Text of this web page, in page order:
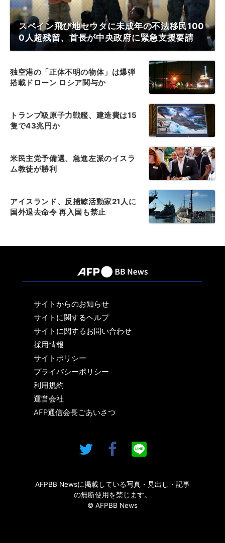
スペイン飛び地セウタに未成年の不法移民100
0人超残留、首長が中央政府に緊急支援要請
独空港の「正体不明の物体」は爆弾
搭載ドローン ロシア関与か
トランプ級原子力戦艦、建造費は15
隻で43兆円か
米民主党予備選、急進左派のイスラ
ム教徒が勝利
アイスランド、反捕鯨活動家21人に
国外退去命令 再入国も禁止
サイトからのお知らせ
サイトに関するヘルプ
サイトに関するお問い合わせ
採用情報
サイトポリシー
プライバシーポリシー
利用規約
運営会社
AFP通信会長ごあいさつ
AFPBB Newsに掲載している写真・見出し・記事
の無断使用を禁じます。
© AFPBB News